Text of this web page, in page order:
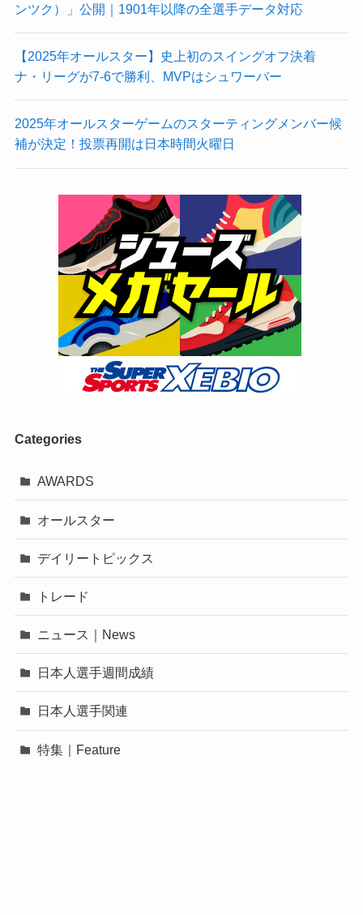
ンツク）」公開｜1901年以降の全選手データ対応
【2025年オールスター】史上初のスイングオフ決着
ナ・リーグが7-6で勝利、MVPはシュワーバー
2025年オールスターゲームのスターティングメンバー候
補が決定！投票再開は日本時間火曜日
Categories
AWARDS
オールスター
デイリートピックス
トレード
ニュース｜News
日本人選手週間成績
日本人選手関連
特集｜Feature